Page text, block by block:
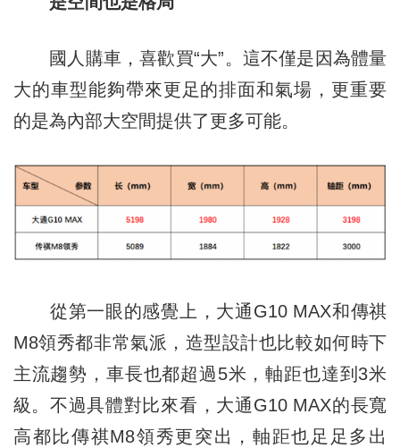
國人購車，喜歡買“大”。這不僅是因為體量
大的車型能夠帶來更足的排面和氣場，更重要
的是為內部大空間提供了更多可能。
從第一眼的感覺上，大通G10 MAX和傳祺
M8領秀都非常氣派，造型設計也比較如何時下
主流趨勢，車長也都超過5米，軸距也達到3米
級。不過具體對比來看，大通G10 MAX的長寬
高都比傳祺M8領秀更突出，軸距也足足多出